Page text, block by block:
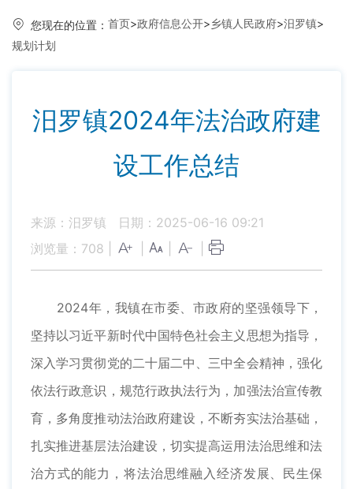
您现在的位置： 首页>政府信息公开>乡镇人民政府>汨罗镇>
规划计划
汨罗镇2024年法治政府建
设工作总结
来源：汨罗镇
日期：2025-06-16 09:21
浏览量： 708
2024年，我镇在市委、市政府的坚强领导下，
坚持以习近平新时代中国特色社会主义思想为指导，
深入学习贯彻党的二十届二中、三中全会精神，强化
依法行政意识，规范行政执法行为，加强法治宣传教
育，多角度推动法治政府建设，不断夯实法治基础，
扎实推进基层法治建设，切实提高运用法治思维和法
治方式的能力，将法治思维融入经济发展、民生保